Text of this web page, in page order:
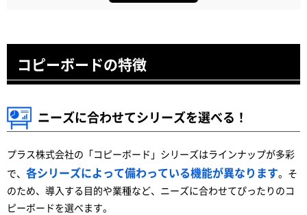
コピーボードの特徴
ニーズに合わせてシリーズを選べる！
プラス株式会社の「コピーボード」シリーズはラインナップが多彩
で、 各シリーズによって備わっている機能が異なります。そ
のため、導入する目的や業種など、ニーズに合わせてぴったりのコ
ピーボードを選べます。